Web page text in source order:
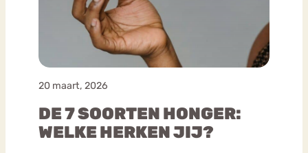
20 maart, 2026
DE 7 SOORTEN HONGER:
WELKE HERKEN JIJ?